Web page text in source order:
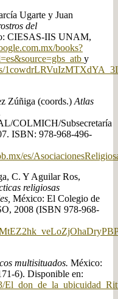
Ugarte y Juan
del
CIESAS-IIS UNAM,
books?
y
Zúñiga (coords.) Atlas
COLMICH/Subsecretaría
ISBN: 978-968-496-
es/
C. Y Aguilar Ros,
religiosas
México: El Colegio de
2008 (ISBN 978-968-
multisituados. México:
6). Disponible en: